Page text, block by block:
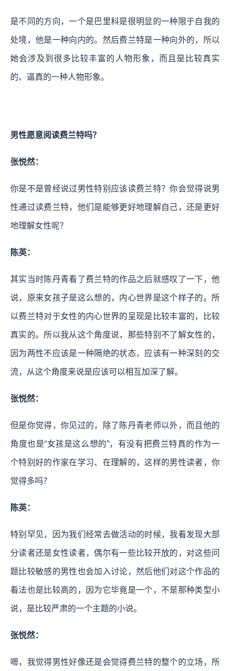
是不同的方向，一个是巴里科是很明显的一种限于自我的
处境，他是一种向内的。然后费兰特是一种向外的，所以
她会涉及到很多比较丰富的人物形象，而且是比较真实
的、逼真的一种人物形象。
男性愿意阅读费兰特吗？
张悦然：
你是不是曾经说过男性特别应该读费兰特？你会觉得说男
性通过读费兰特，他们是能够更好地理解自己，还是更好
地理解女性呢？
陈英：
其实当时陈丹青看了费兰特的作品之后就感叹了一下，他
说，原来女孩子是这么想的，内心世界是这个样子的。 所
以费兰特对于女性的内心世界的呈现是比较丰富的，比较
真实的。所以我从这个角度说，那些特别不了解女性的，
因为两性不应该是一种隔绝的状态，应该有一种深刻的交
流，从这个角度来说是应该可以相互加深了解。
张悦然：
但是你觉得，你见过的，除了陈丹青老师以外，而且他的
角度也是“女孩是这么想的”，有没有把费兰特真的作为一
个特别好的作家在学习、在理解的，这样的男性读者，你
觉得多吗？
陈英：
特别罕见，因为我们经常去做活动的时候，我看发现大部
分读者还是女性读者，偶尔有一些比较开放的，对这些问
题比较敏感的男性也会加入讨论，然后他们对这个作品的
看法也是比较高的，因为它毕竟是一个，不是那种类型小
说，是比较严肃的一个主题的小说。
张悦然：
嗯，我觉得男性好像还是会觉得费兰特的整个的立场，所